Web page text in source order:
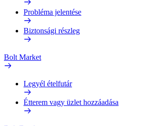
Probléma jelentése
Biztonsági részleg
Bolt Market
Legyél ételfutár
Étterem vagy üzlet hozzáadása